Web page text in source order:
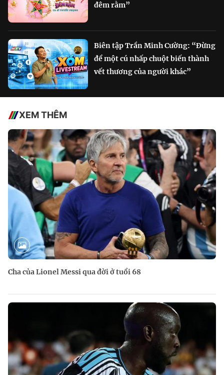
đêm rằm”
Biên tập Trần Minh Cường: “Đừng
để một cú nhấp chuột biến thành
vết thương của người khác”
XEM THÊM
Cha của Lionel Messi qua đời ở tuổi 68